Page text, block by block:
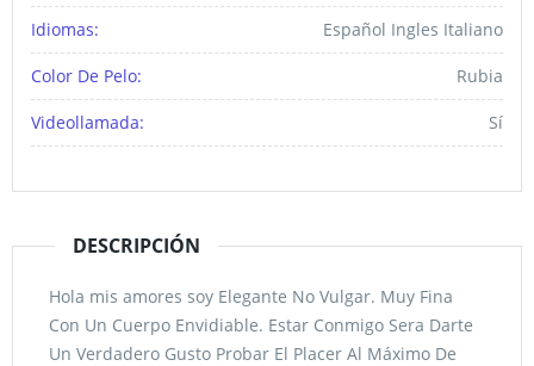
Idiomas: Español Ingles Italiano
Color De Pelo: Rubia
Videollamada: Sí
DESCRIPCIÓN
Hola mis amores soy Elegante No Vulgar. Muy Fina
Con Un Cuerpo Envidiable. Estar Conmigo Sera Darte
Un Verdadero Gusto Probar El Placer Al Máximo De